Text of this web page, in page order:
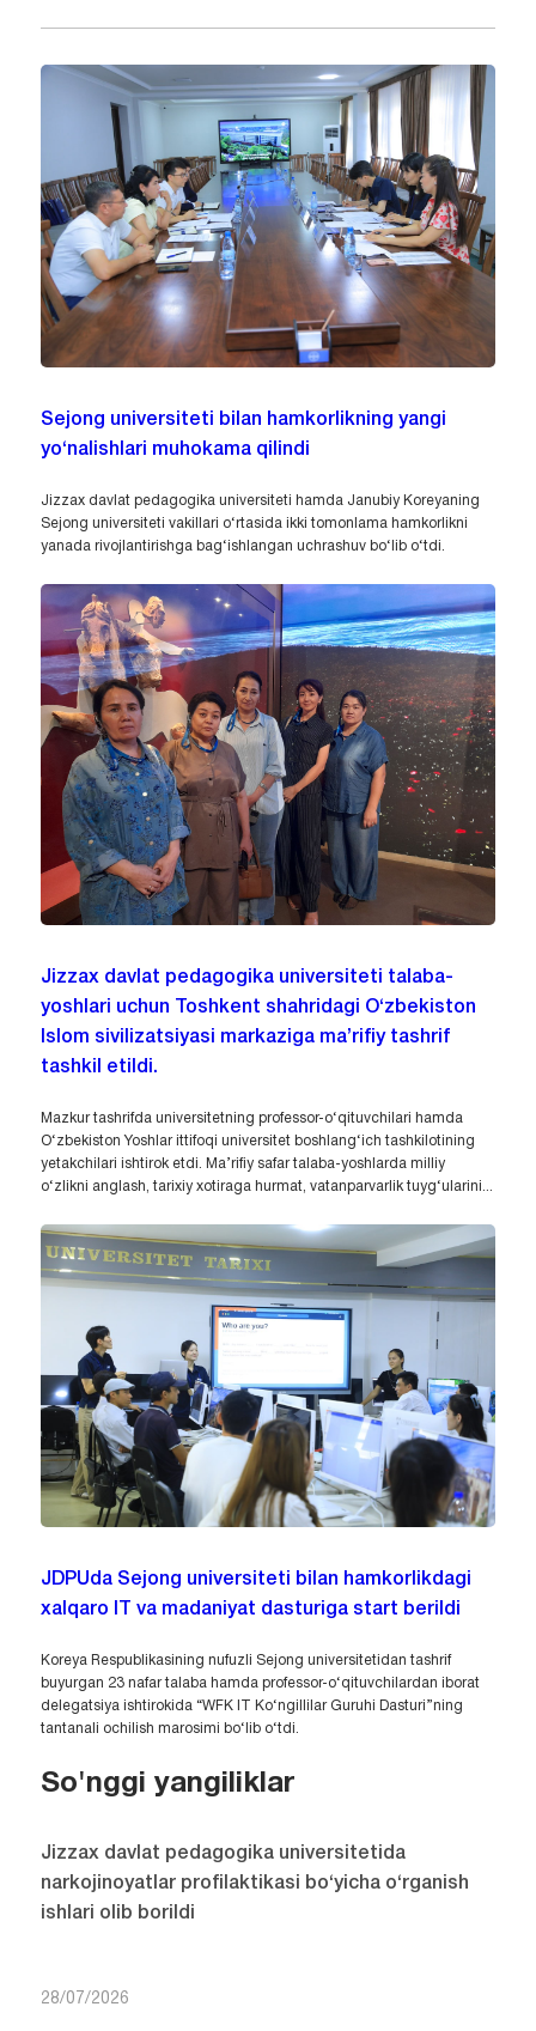
Sejong universiteti bilan hamkorlikning yangi
yo‘nalishlari muhokama qilindi
Jizzax davlat pedagogika universiteti hamda Janubiy Koreyaning
Sejong universiteti vakillari o‘rtasida ikki tomonlama hamkorlikni
yanada rivojlantirishga bag‘ishlangan uchrashuv bo‘lib o‘tdi.
Jizzax davlat pedagogika universiteti talaba-
yoshlari uchun Toshkent shahridagi O‘zbekiston
Islom sivilizatsiyasi markaziga ma’rifiy tashrif
tashkil etildi.
Mazkur tashrifda universitetning professor-o‘qituvchilari hamda
O‘zbekiston Yoshlar ittifoqi universitet boshlang‘ich tashkilotining
yetakchilari ishtirok etdi. Ma’rifiy safar talaba-yoshlarda milliy
o‘zlikni anglash, tarixiy xotiraga hurmat, vatanparvarlik tuyg‘ularini...
JDPUda Sejong universiteti bilan hamkorlikdagi
xalqaro IT va madaniyat dasturiga start berildi
Koreya Respublikasining nufuzli Sejong universitetidan tashrif
buyurgan 23 nafar talaba hamda professor-o‘qituvchilardan iborat
delegatsiya ishtirokida “WFK IT Ko‘ngillilar Guruhi Dasturi”ning
tantanali ochilish marosimi bo‘lib o‘tdi.
So'nggi yangiliklar
Jizzax davlat pedagogika universitetida
narkojinoyatlar profilaktikasi bo‘yicha o‘rganish
ishlari olib borildi
28/07/2026